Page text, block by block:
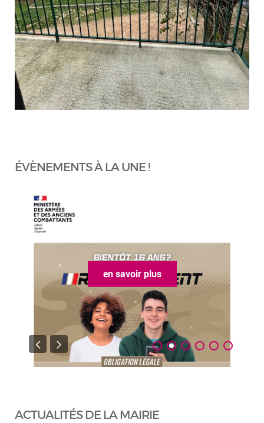
ÉVÈNEMENTS À LA UNE !
en savoir plus
ACTUALITÉS DE LA MAIRIE